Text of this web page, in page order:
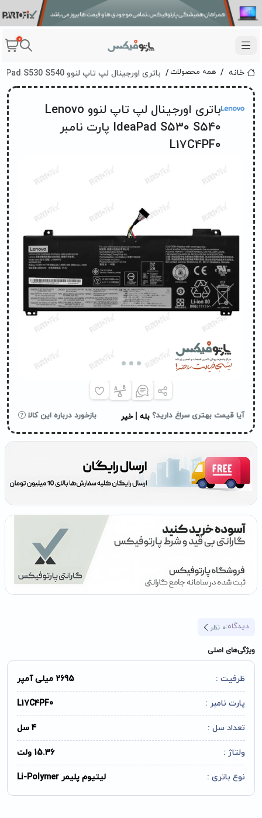
0
خانه همه محصولات باتری اورجینال لپ تاپ لنوو Lenovo IdeaPad S530 S540 پارت نامبر L17C4PF0
دیدگاه:0 نظر
ویژگی‌های اصلی
ظرفیت : 2695 میلی آمپر
پارت نامبر : L17C4PF0
تعداد سل : 4 سل
ولتاژ : 15.36 ولت
نوع باتری : لیتیوم پلیمر Li-Polymer
باتری اورجینال لپ تاپ لنوو Lenovo
IdeaPad S530 S540 پارت نامبر
L17C4PF0
آیا قیمت بهتری سراغ دارید؟ بله خیر بازخورد درباره این کالا